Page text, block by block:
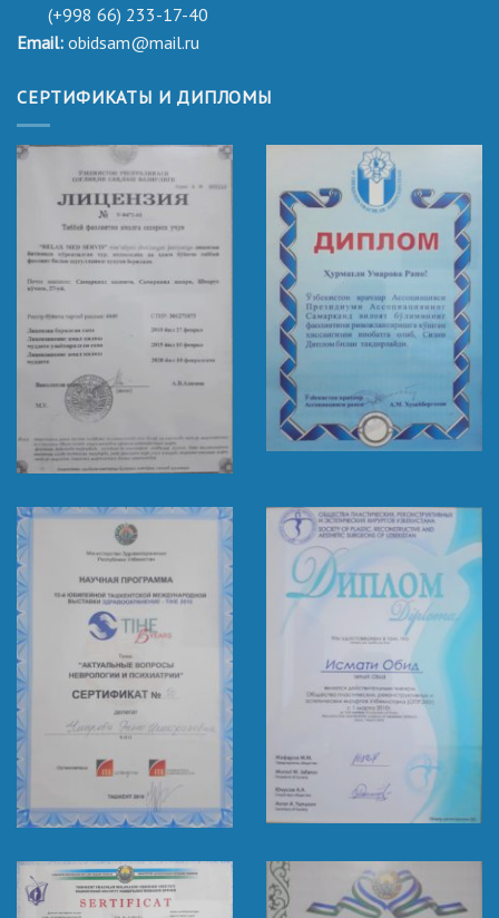
(+998 66) 233-17-40
Email: obidsam@mail.ru
СЕРТИФИКАТЫ И ДИПЛОМЫ